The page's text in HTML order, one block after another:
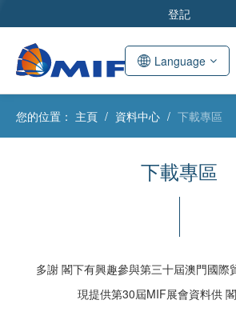
登記
Language
您的位置： 主頁 / 資料中心 / 下載專區
下載專區
多謝 閣下有興趣參與第三十屆澳門國際
現提供第30屆MIF展會資料供